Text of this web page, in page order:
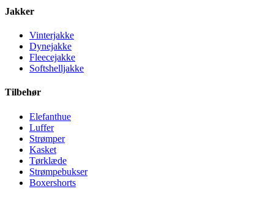
Jakker
Vinterjakke
Dynejakke
Fleecejakke
Softshelljakke
Tilbehør
Elefanthue
Luffer
Strømper
Kasket
Tørklæde
Strømpebukser
Boxershorts